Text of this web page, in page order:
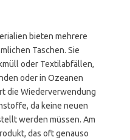
bieten mehrere
Taschen. Sie
oder Textilabfällen,
oder in Ozeanen
die Wiederverwendung
da keine neuen
werden müssen. Am
das oft genauso